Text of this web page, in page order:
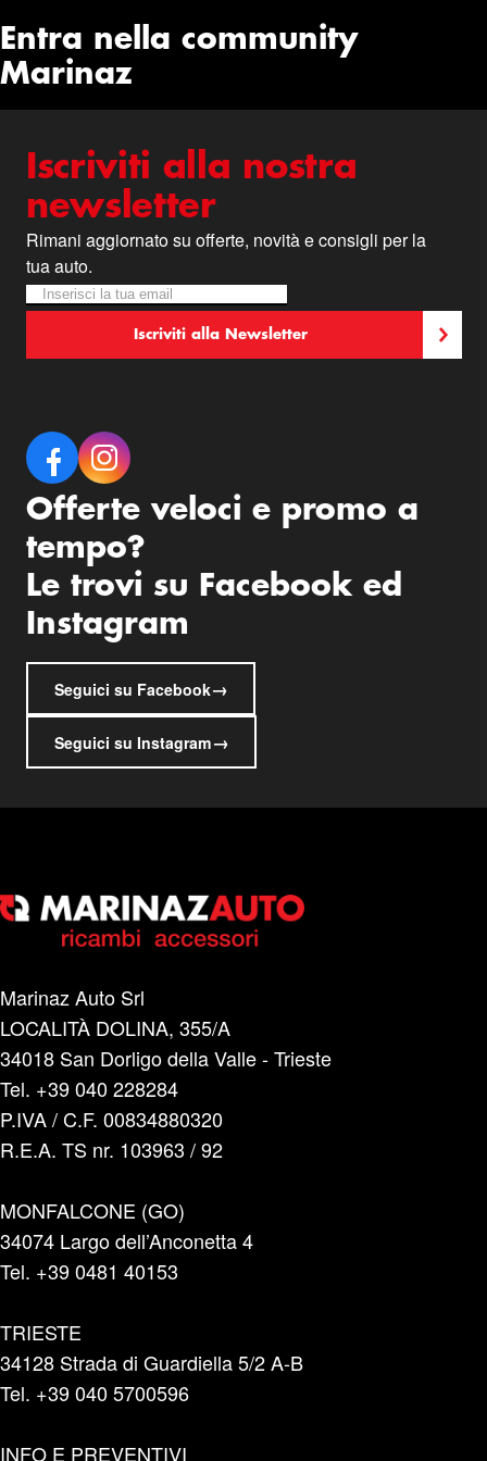
Entra nella community
Marinaz
Iscriviti alla nostra
newsletter
Rimani aggiornato su offerte, novità e consigli per la
tua auto.
Newsletter
Iscriviti alla nostra Newsletter:
Iscriviti alla Newsletter
Offerte veloci e promo a
tempo?
Le trovi su Facebook ed
Instagram
Seguici su Facebook→
Seguici su Instagram→
Marinaz Auto Srl
LOCALITÀ DOLINA, 355/A
34018 San Dorligo della Valle - Trieste
Tel. +39 040 228284
P.IVA / C.F. 00834880320
R.E.A. TS nr. 103963 / 92
MONFALCONE (GO)
34074 Largo dell’Anconetta 4
Tel. +39 0481 40153
TRIESTE
34128 Strada di Guardiella 5/2 A-B
Tel. +39 040 5700596
INFO E PREVENTIVI